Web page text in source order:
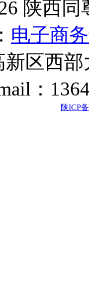
陕西
电子商
区西
：
陕ICP